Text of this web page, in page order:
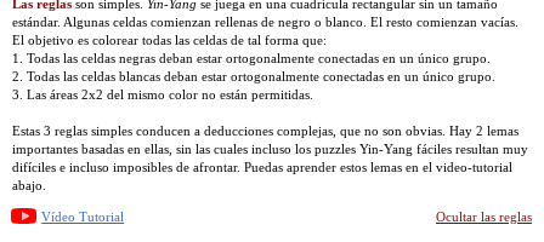
Las reglas son simples. Yin-Yang se juega en una cuadrícula rectangular sin un tamaño
estándar. Algunas celdas comienzan rellenas de negro o blanco. El resto comienzan vacías.
El objetivo es colorear todas las celdas de tal forma que:
1. Todas las celdas negras deban estar ortogonalmente conectadas en un único grupo.
2. Todas las celdas blancas deban estar ortogonalmente conectadas en un único grupo.
3. Las áreas 2x2 del mismo color no están permitidas.
Estas 3 reglas simples conducen a deducciones complejas, que no son obvias. Hay 2 lemas
importantes basadas en ellas, sin las cuales incluso los puzzles Yin-Yang fáciles resultan muy
difíciles e incluso imposibles de afrontar. Puedas aprender estos lemas en el video-tutorial
abajo.
Vídeo Tutorial Ocultar las reglas